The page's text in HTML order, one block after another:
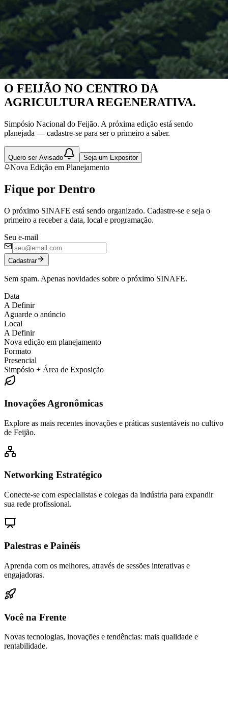
Nova Edição em Planejamento
O FEIJÃO NO CENTRO DA
AGRICULTURA REGENERATIVA.
Simpósio Nacional do Feijão. A próxima edição está sendo
planejada — cadastre-se para ser o primeiro a saber.
Quero ser Avisado Seja um Expositor
Nova Edição em Planejamento
Fique por Dentro
O próximo SINAFE está sendo organizado. Cadastre-se e seja o
primeiro a receber a data, local e programação.
Seu e-mail
Cadastrar
Sem spam. Apenas novidades sobre o próximo SINAFE.
Data
A Definir
Aguarde o anúncio
Local
A Definir
Nova edição em planejamento
Formato
Presencial
Simpósio + Área de Exposição
Inovações Agronômicas
Explore as mais recentes inovações e práticas sustentáveis no cultivo
de Feijão.
Networking Estratégico
Conecte-se com especialistas e colegas da indústria para expandir
sua rede profissional.
Palestras e Painéis
Aprenda com os melhores, através de sessões interativas e
engajadoras.
Você na Frente
Novas tecnologias, inovações e tendências: mais qualidade e
rentabilidade.